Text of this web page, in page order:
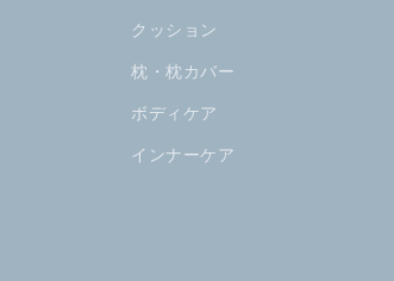
クッション
枕・枕カバー
ボディケア
インナーケア